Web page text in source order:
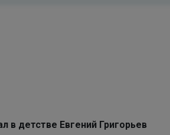
в детстве Евгений Григорьев